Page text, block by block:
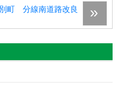
町 分線南道路改良